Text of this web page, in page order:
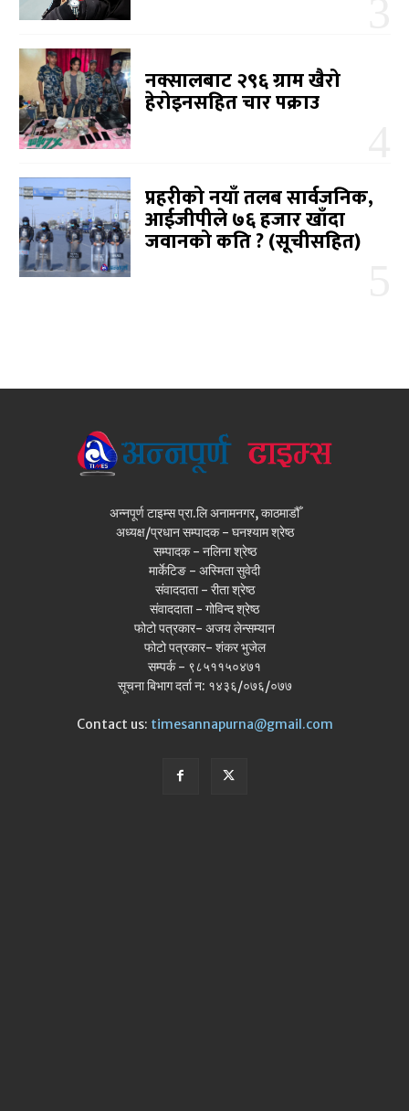
नक्सालबाट २९६ ग्राम खैरो
हेरोइनसहित चार पक्राउ
प्रहरीको नयाँ तलब सार्वजनिक,
आईजीपीले ७६ हजार खाँदा
जवानको कति ? (सूचीसहित)
अन्नपूर्ण टाइम्स प्रा.लि अनामनगर, काठमाडौँ
अध्यक्ष/प्रधान सम्पादक - घनश्याम श्रेष्ठ
सम्पादक - नलिना श्रेष्ठ
मार्केटिङ - अस्मिता सुवेदी
संवाददाता - रीता श्रेष्ठ
संवाददाता - गोविन्द श्रेष्ठ
फोटो पत्रकार- अजय लेन्सम्यान
फोटो पत्रकार- शंकर भुजेल
सम्पर्क - ९८५११५०४७१
सूचना बिभाग दर्ता न: १४३६/०७६/०७७
Contact us: timesannapurna@gmail.com